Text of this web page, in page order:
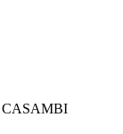
CASAMBI